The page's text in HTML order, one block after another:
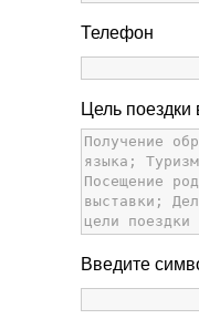
Телефон
Цель
Введите